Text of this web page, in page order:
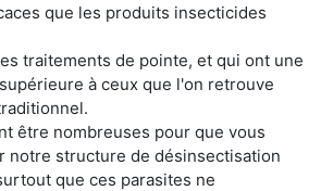
que les produits insecticides
traitements de pointe, et qui ont une
à ceux que l'on retrouve
être nombreuses pour que vous
notre structure de désinsectisation
que ces parasites ne